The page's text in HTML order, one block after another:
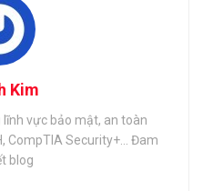
Kim
vực bảo mật, an toàn
CompTIA Security+... Đam
blog